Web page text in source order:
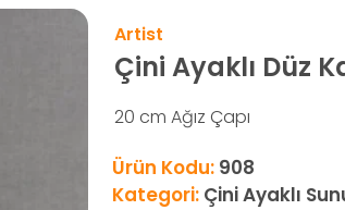
Artist
Çini Ayaklı Düz
20 cm Ağız Çapı
Ürün Kodu: 908
Kategori: Çini Ayaklı